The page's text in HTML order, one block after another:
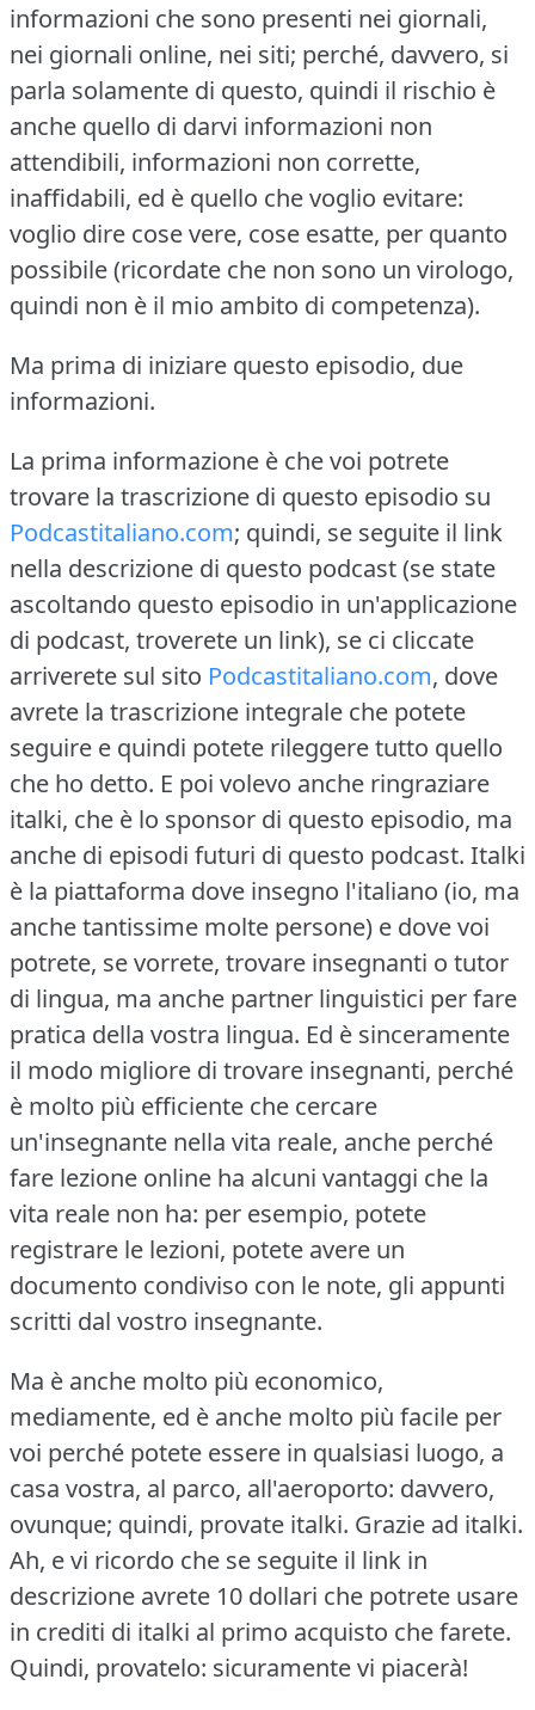
informazioni che sono presenti nei giornali,
nei giornali online, nei siti; perché, davvero, si
parla solamente di questo, quindi il rischio è
anche quello di darvi informazioni non
attendibili, informazioni non corrette,
inaffidabili, ed è quello che voglio evitare:
voglio dire cose vere, cose esatte, per quanto
possibile (ricordate che non sono un virologo,
quindi non è il mio ambito di competenza).
Ma prima di iniziare questo episodio, due
informazioni.
La prima informazione è che voi potrete
trovare la trascrizione di questo episodio su
Podcastitaliano.com; quindi, se seguite il link
nella descrizione di questo podcast (se state
ascoltando questo episodio in un'applicazione
di podcast, troverete un link), se ci cliccate
arriverete sul sito Podcastitaliano.com, dove
avrete la trascrizione integrale che potete
seguire e quindi potete rileggere tutto quello
che ho detto. E poi volevo anche ringraziare
italki, che è lo sponsor di questo episodio, ma
anche di episodi futuri di questo podcast. Italki
è la piattaforma dove insegno l'italiano (io, ma
anche tantissime molte persone) e dove voi
potrete, se vorrete, trovare insegnanti o tutor
di lingua, ma anche partner linguistici per fare
pratica della vostra lingua. Ed è sinceramente
il modo migliore di trovare insegnanti, perché
è molto più efficiente che cercare
un'insegnante nella vita reale, anche perché
fare lezione online ha alcuni vantaggi che la
vita reale non ha: per esempio, potete
registrare le lezioni, potete avere un
documento condiviso con le note, gli appunti
scritti dal vostro insegnante.
Ma è anche molto più economico,
mediamente, ed è anche molto più facile per
voi perché potete essere in qualsiasi luogo, a
casa vostra, al parco, all'aeroporto: davvero,
ovunque; quindi, provate italki. Grazie ad italki.
Ah, e vi ricordo che se seguite il link in
descrizione avrete 10 dollari che potrete usare
in crediti di italki al primo acquisto che farete.
Quindi, provatelo: sicuramente vi piacerà!